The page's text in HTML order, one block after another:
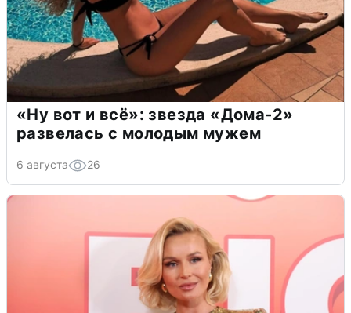
«Ну вот и всё»: звезда «Дома-2»
развелась с молодым мужем
6 августа 26